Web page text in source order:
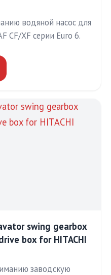
водяной насос для
CF/XF серии Euro 6.
swing gearbox
box for HITACHI
заводскую